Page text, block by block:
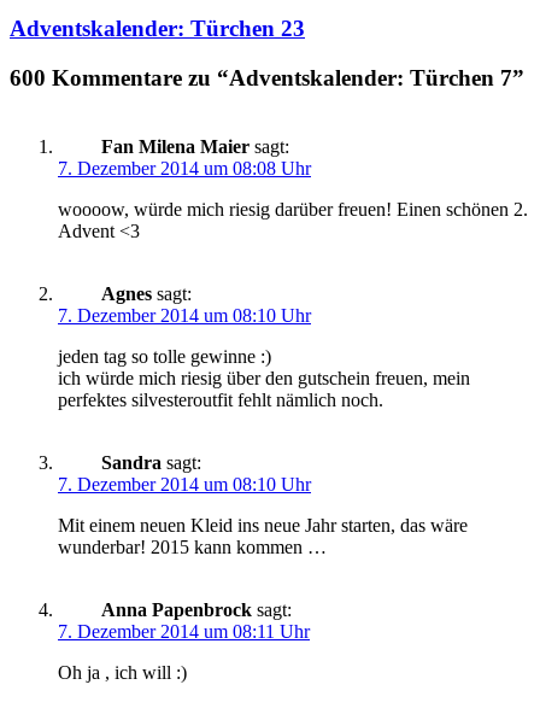
Adventskalender: Türchen 23
600 Kommentare zu “Adventskalender: Türchen 7”
Fan Milena Maier sagt:
7. Dezember 2014 um 08:08 Uhr
woooow, würde mich riesig darüber freuen! Einen schönen 2.
Advent <3
Agnes sagt:
7. Dezember 2014 um 08:10 Uhr
jeden tag so tolle gewinne :)
ich würde mich riesig über den gutschein freuen, mein
perfektes silvesteroutfit fehlt nämlich noch.
Sandra sagt:
7. Dezember 2014 um 08:10 Uhr
Mit einem neuen Kleid ins neue Jahr starten, das wäre
wunderbar! 2015 kann kommen …
Anna Papenbrock sagt:
7. Dezember 2014 um 08:11 Uhr
Oh ja , ich will :)